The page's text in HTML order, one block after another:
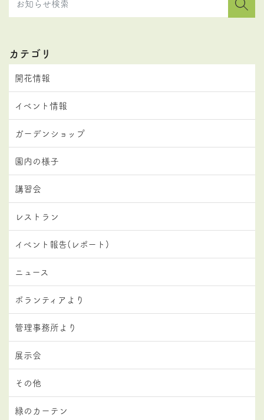
カテゴリ
開花情報
イベント情報
ガーデンショップ
園内の様子
講習会
レストラン
イベント報告(レポート)
ニュース
ボランティアより
管理事務所より
展示会
その他
緑のカーテン